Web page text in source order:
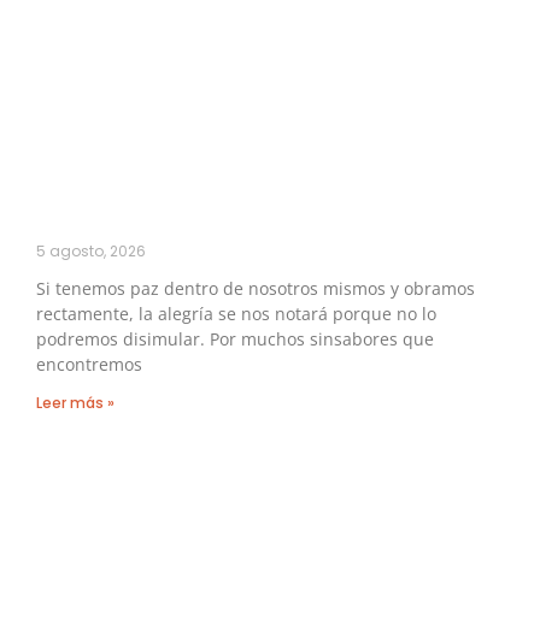
5 agosto, 2026
Si tenemos paz dentro de nosotros mismos y obramos
rectamente, la alegría se nos notará porque no lo
podremos disimular. Por muchos sinsabores que
encontremos
Leer más »